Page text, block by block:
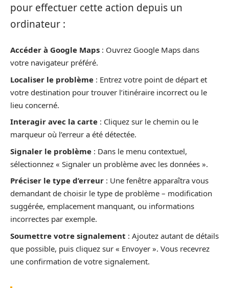
pour effectuer cette action depuis un
ordinateur :
Accéder à Google Maps : Ouvrez Google Maps dans
votre navigateur préféré.
Localiser le problème : Entrez votre point de départ et
votre destination pour trouver l’itinéraire incorrect ou le
lieu concerné.
Interagir avec la carte : Cliquez sur le chemin ou le
marqueur où l’erreur a été détectée.
Signaler le problème : Dans le menu contextuel,
sélectionnez « Signaler un problème avec les données ».
Préciser le type d’erreur : Une fenêtre apparaîtra vous
demandant de choisir le type de problème – modification
suggérée, emplacement manquant, ou informations
incorrectes par exemple.
Soumettre votre signalement : Ajoutez autant de détails
que possible, puis cliquez sur « Envoyer ». Vous recevrez
une confirmation de votre signalement.